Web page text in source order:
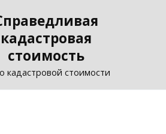
кадастровая
стоимость
кадастровой стоимости